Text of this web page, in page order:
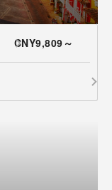
CNY9,809～